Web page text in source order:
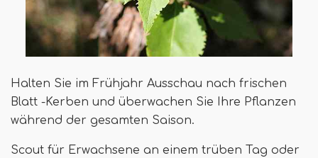
Halten Sie im Frühjahr Ausschau nach frischen
Blatt -Kerben und überwachen Sie Ihre Pflanzen
während der gesamten Saison.
Scout für Erwachsene an einem trüben Tag oder